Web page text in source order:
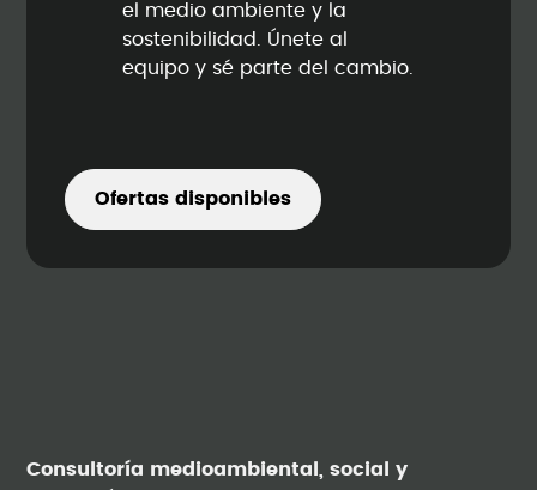
el medio ambiente y la
sostenibilidad. Únete al
equipo y sé parte del cambio.
Ofertas disponibles
Consultoría medioambiental, social y